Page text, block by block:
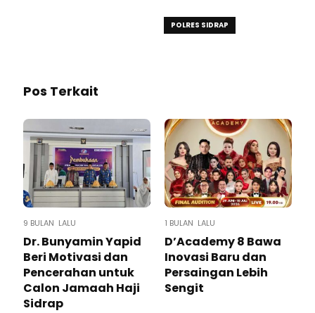
POLRES SIDRAP
Pos Terkait
9 BULAN LALU
Dr. Bunyamin Yapid
Beri Motivasi dan
Pencerahan untuk
Calon Jamaah Haji
Sidrap
1 BULAN LALU
D’Academy 8 Bawa
Inovasi Baru dan
Persaingan Lebih
Sengit